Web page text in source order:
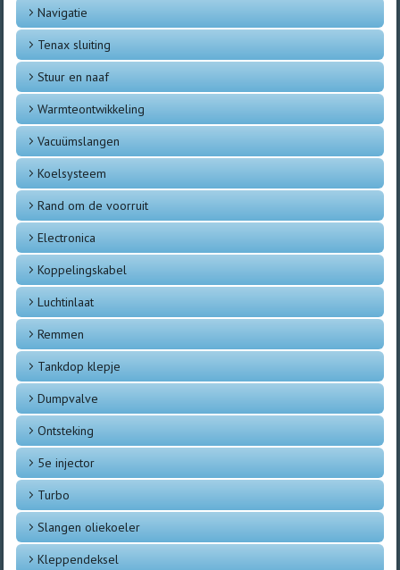
Navigatie
Tenax sluiting
Stuur en naaf
Warmteontwikkeling
Vacuümslangen
Koelsysteem
Rand om de voorruit
Electronica
Koppelingskabel
Luchtinlaat
Remmen
Tankdop klepje
Dumpvalve
Ontsteking
5e injector
Turbo
Slangen oliekoeler
Kleppendeksel